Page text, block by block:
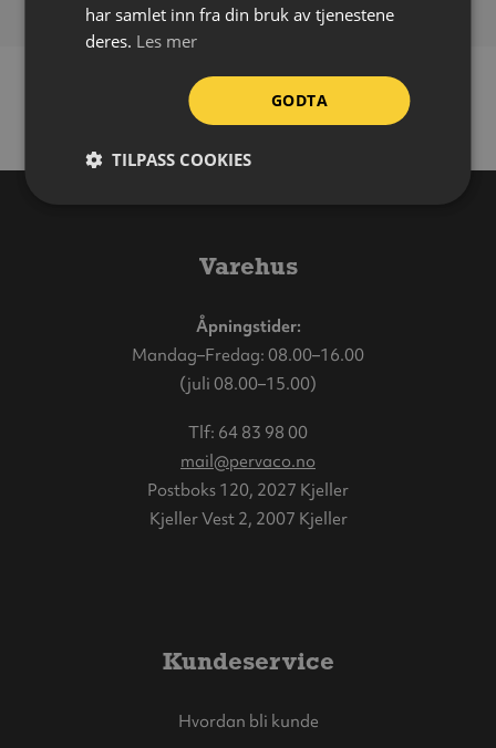
Varehus
Åpningstider:
Mandag–Fredag: 08.00–16.00
(juli 08.00–15.00)
Tlf: 64 83 98 00
mail@pervaco.no
Postboks 120, 2027 Kjeller
Kjeller Vest 2, 2007 Kjeller
Kundeservice
Hvordan bli kunde
har samlet inn fra din bruk av tjenestene
deres. Les mer
GODTA
TILPASS COOKIES